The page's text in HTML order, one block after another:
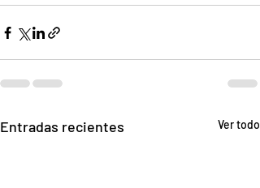
Entradas recientes Ver todo